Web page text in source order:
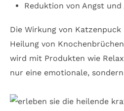
Reduktion von Angst und
Die Wirkung von
Heilung von
wird mit Produkten wie
nur eine emotionale,